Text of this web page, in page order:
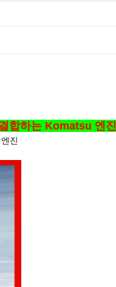
합하는 Komatsu 엔진
진